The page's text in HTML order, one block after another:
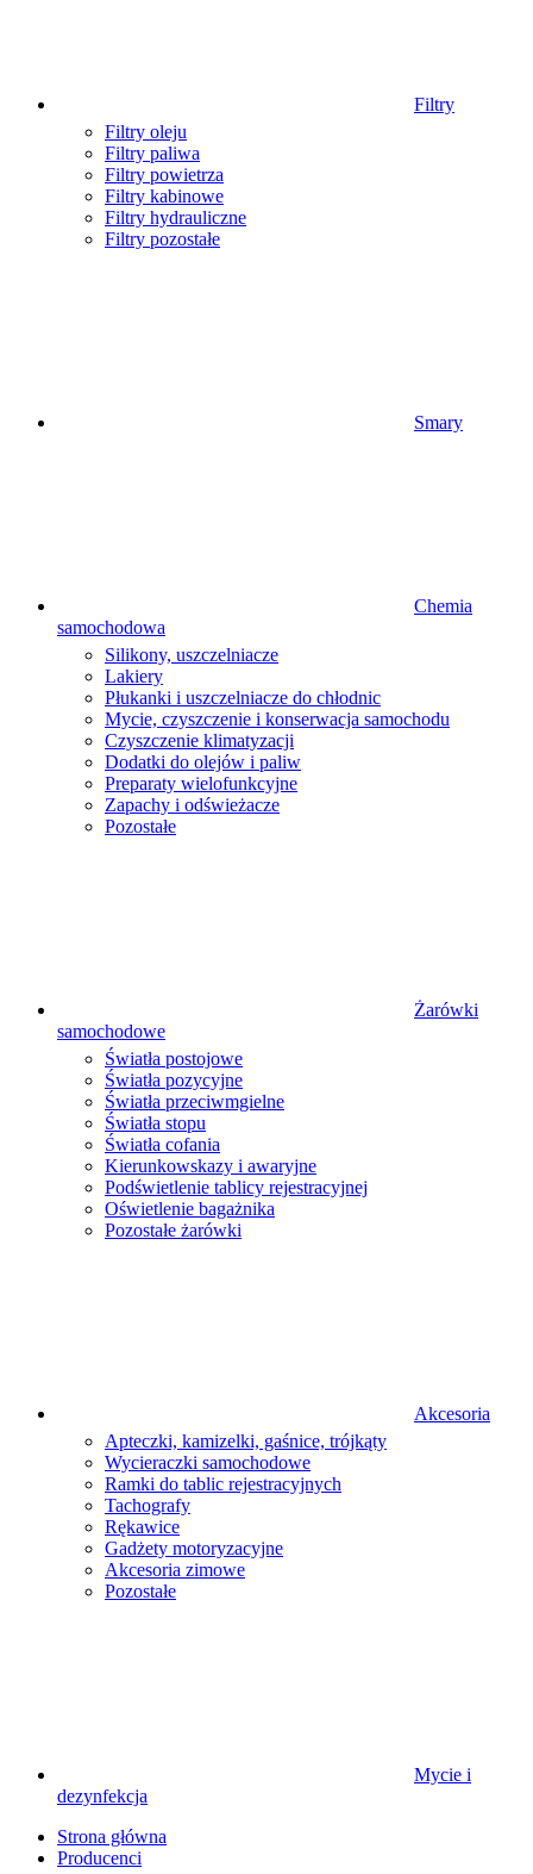
Filtry
Filtry oleju
Filtry paliwa
Filtry powietrza
Filtry kabinowe
Filtry hydrauliczne
Filtry pozostałe
Smary
Chemia
samochodowa
Silikony, uszczelniacze
Lakiery
Płukanki i uszczelniacze do chłodnic
Mycie, czyszczenie i konserwacja samochodu
Czyszczenie klimatyzacji
Dodatki do olejów i paliw
Preparaty wielofunkcyjne
Zapachy i odświeżacze
Pozostałe
Żarówki
samochodowe
Światła postojowe
Światła pozycyjne
Światła przeciwmgielne
Światła stopu
Światła cofania
Kierunkowskazy i awaryjne
Podświetlenie tablicy rejestracyjnej
Oświetlenie bagażnika
Pozostałe żarówki
Akcesoria
Apteczki, kamizelki, gaśnice, trójkąty
Wycieraczki samochodowe
Ramki do tablic rejestracyjnych
Tachografy
Rękawice
Gadżety motoryzacyjne
Akcesoria zimowe
Pozostałe
Mycie i
dezynfekcja
Strona główna
Producenci